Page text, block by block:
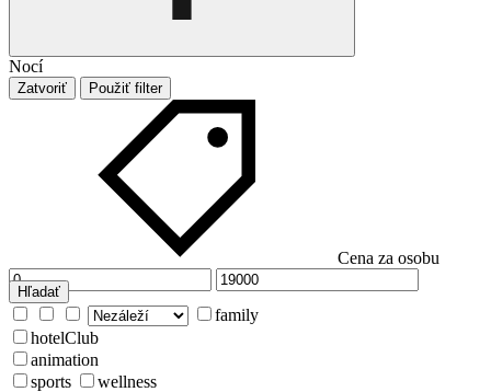
Nocí
Zatvoriť Použiť filter
Cena za osobu
Hľadať
family
hotelClub
animation
sports
wellness